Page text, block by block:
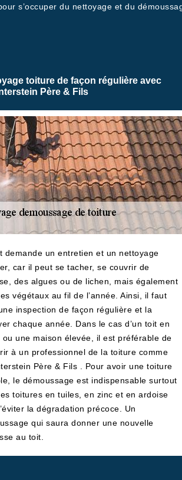
s’occuper du nettoyage et du
toiture de façon régulière avec
Père & Fils
demande un entretien et un nettoyage
car il peut se tacher, se couvrir de
des algues ou de lichen, mais également
végétaux au fil de l’année. Ainsi, il faut
inspection de façon régulière et la
chaque année. Dans le cas d’un toit en
ou une maison élevée, il est préférable de
à un professionnel de la toiture comme
Père & Fils . Pour avoir une toiture
le démoussage est indispensable surtout
toitures en tuiles, en zinc et en ardoise
la dégradation précoce. Un
qui saura donner une nouvelle
au toit.